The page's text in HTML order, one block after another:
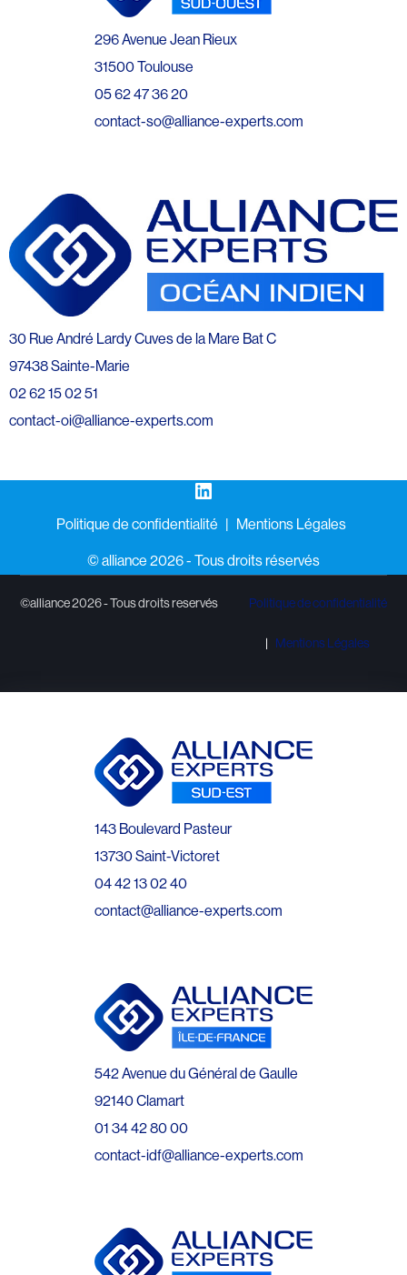
296 Avenue Jean Rieux
31500 Toulouse
05 62 47 36 20
contact-so@alliance-experts.com
30 Rue André Lardy Cuves de la Mare Bat C
97438 Sainte-Marie
02 62 15 02 51
contact-oi@alliance-experts.com
LinkedIn
Politique de confidentialité Mentions Légales
©️ alliance 2026 - Tous droits réservés
©alliance 2026 - Tous droits reservés Politique de confidentialité
Mentions Légales
143 Boulevard Pasteur
13730 Saint-Victoret
04 42 13 02 40
contact@alliance-experts.com
542 Avenue du Général de Gaulle
92140 Clamart
01 34 42 80 00
contact-idf@alliance-experts.com